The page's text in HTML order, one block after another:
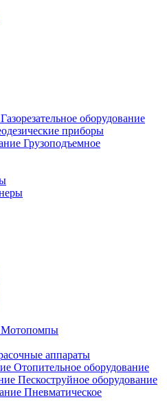
Газорезательное оборудование
приборы
Грузоподъемное
Мотопомпы
аппараты
Отопительное оборудование
Пескоструйное оборудование
Пневматическое